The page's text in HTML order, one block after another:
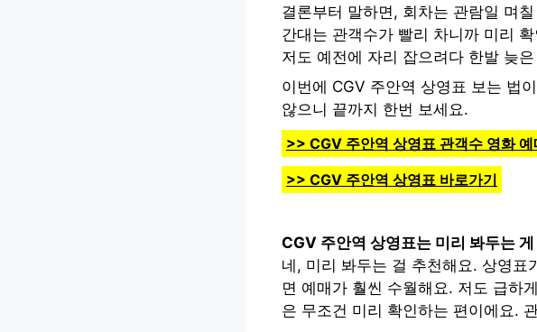
결론부터 말하면, 회차는 관람일 며
간대는 관객수가 빨리 차니까 미리
저도 예전에 자리 잡으려다 한발 늦
이번에 CGV 주안역 상영표 보는 법
않으니 끝까지 한번 보세요.
>> CGV 주안역 상영표 관객수 영화
>> CGV 주안역 상영표 바로가기
CGV 주안역 상영표는 미리 봐두는
네, 미리 봐두는 걸 추천해요. 상영표
면 예매가 훨씬 수월해요. 저도 급하
은 무조건 미리 확인하는 편이에요.